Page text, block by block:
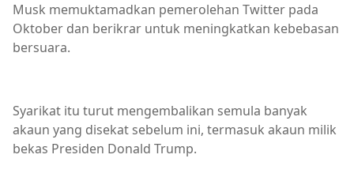
Musk memuktamadkan pemerolehan Twitter pada
Oktober dan berikrar untuk meningkatkan kebebasan
bersuara.
Syarikat itu turut mengembalikan semula banyak
akaun yang disekat sebelum ini, termasuk akaun milik
bekas Presiden Donald Trump.